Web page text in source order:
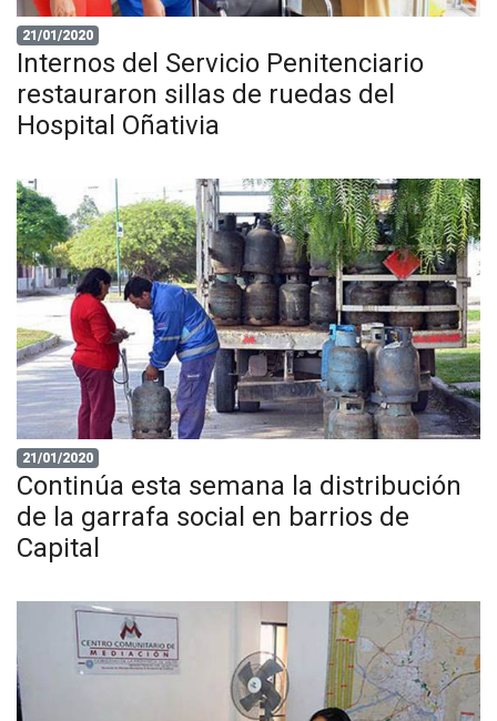
21/01/2020
Internos del Servicio Penitenciario
restauraron sillas de ruedas del
Hospital Oñativia
21/01/2020
Continúa esta semana la distribución
de la garrafa social en barrios de
Capital